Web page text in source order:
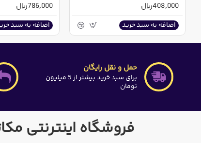
408,000ریال
اضافه به سبد خرید
786,000ریال
اضافه به سبد
حمل و نقل رایگان
برای سبد خرید بیشتر از 5 میلیون
تومان
فروشگاه اینترنتی